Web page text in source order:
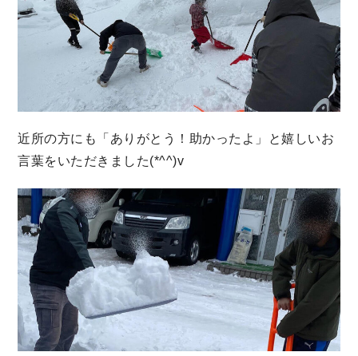
近所の方にも「ありがとう！助かったよ」と嬉しいお
言葉をいただきました(*^^)v